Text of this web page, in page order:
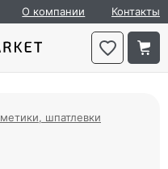
О компании Контакты
шпатлевки